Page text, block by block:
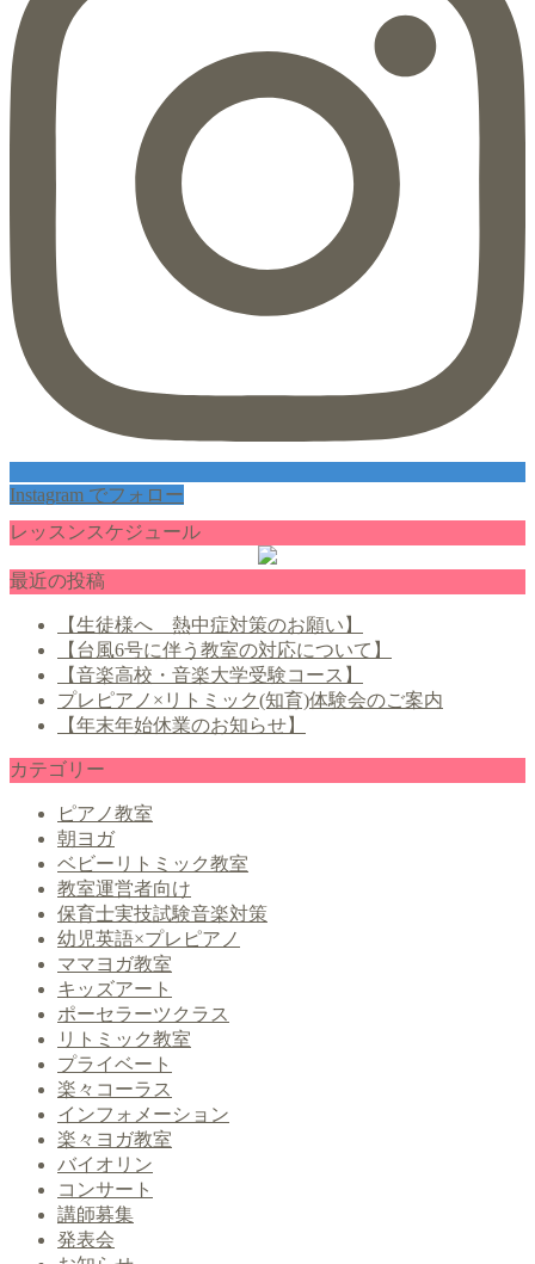
Instagram でフォロー
レッスンスケジュール
最近の投稿
【生徒様へ 熱中症対策のお願い】
【台風6号に伴う教室の対応について】
【音楽高校・音楽大学受験コース】
プレピアノ×リトミック(知育)体験会のご案内
【年末年始休業のお知らせ】
カテゴリー
ピアノ教室
朝ヨガ
ベビーリトミック教室
教室運営者向け
保育士実技試験音楽対策
幼児英語×プレピアノ
ママヨガ教室
キッズアート
ポーセラーツクラス
リトミック教室
プライベート
楽々コーラス
インフォメーション
楽々ヨガ教室
バイオリン
コンサート
講師募集
発表会